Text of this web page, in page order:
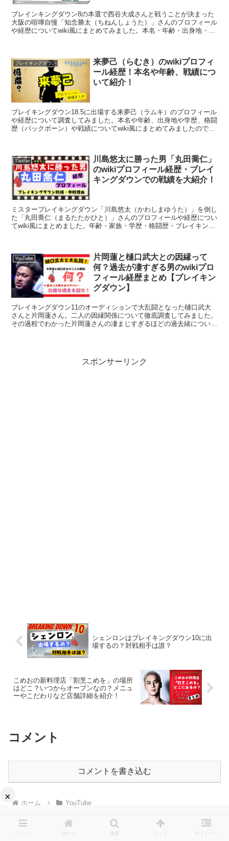
ブレインキングダウン8の本選で西谷大成さんと戦うことが決まった
大阪の喧嘩自慢「知念勝太（ちねんしょうた）」さんのプロフィール
や経歴についてwiki風にまとめてみました。本名・年齢・出身地・学
ブレイキングダウン
来夢己（らむき）のwikiプロフィ
ール経歴！本名や年齢、戦績につ
いて紹介！
ブレイキングダウン18.5に出場する来夢己（ラムキ）のプロフィール
や経歴について調査してみました。本名や年齢、出身地や学歴、格闘
歴（バックボーン）や戦績についてwiki風にまとめてみましたのでご
Twitter
川島悠太に勝った男「丸田喬仁」
のwikiプロフィール経歴・ブレイ
キングダウンでの戦績を大紹介！
ミスターブレイキングダウン「川島悠太（かわしまゆうた）」を倒し
た「丸田喬仁（まるたたかひと）」さんのプロフィールや経歴につい
てwiki風にまとめました。年齢・家族・学歴・格闘歴・ブレイキング
YouTube
片岡蓮と樋口武大との因縁って
何？過去が凄すぎる男のwikiプロ
フィール経歴まとめ【ブレイキン
グダウン】
ブレイキングダウン11のオーディションで大乱闘となった樋口武大
さんと片岡蓮さん。二人の因縁関係について徹底調査してみました。
その過程でわかった片岡蓮さんの凄まじすぎるほどの過去緒について
スポンサーリンク
シェンロンはブレイキングダウン10に出
場するの？対戦相手は誰？
こめおの新料理店「割烹こめを」の場所
はどこ？いつからオープンなの？メニュ
ーやこだわりなど店舗詳細を紹介！
コメント
コメントを書き込む
ホーム YouTube
メニュー ホーム 検索 トップ サイドバー
×